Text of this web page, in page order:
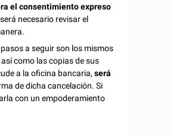
el consentimiento expreso
necesario revisar el
a seguir son los mismos
así como las copias de sus
a la oficina bancaria,será
de dicha cancelación. Si
con un empoderamiento